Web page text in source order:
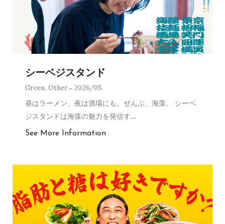
シーベジスタンド
Green,Other 2026/05
昼はラーメン、夜は酒場にも。ぜんぶ、海藻。 シーベ
ジスタンドは海藻の魅力を発信す…
See More Information